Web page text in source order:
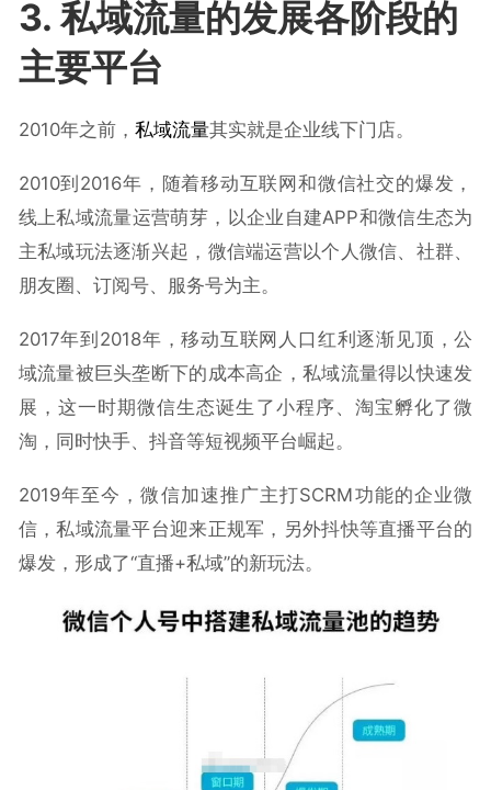
3. 私域流量的发展各阶段的
主要平台
2010年之前， 私域流量其实就是企业线下门店。
2010到2016年，随着移动互联网和微信社交的爆发，
线上私域流量运营萌芽，以企业自建APP和微信生态为
主私域玩法逐渐兴起，微信端运营以个人微信、社群、
朋友圈、订阅号、服务号为主。
2017年到2018年，移动互联网人口红利逐渐见顶，公
域流量被巨头垄断下的成本高企，私域流量得以快速发
展，这一时期微信生态诞生了小程序、淘宝孵化了微
淘，同时快手、抖音等短视频平台崛起。
2019年至今，微信加速推广主打SCRM功能的企业微
信，私域流量平台迎来正规军，另外抖快等直播平台的
爆发，形成了“直播+私域”的新玩法。